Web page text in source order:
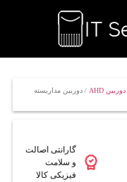
دوربین AHD
/ دوربین مداربسته
گارانتی اصالت
و سلامت
فیزیکی کالا